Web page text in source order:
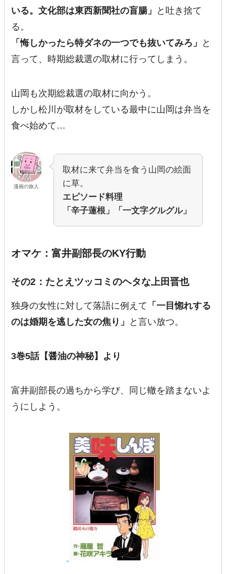
いる。文化部は東西新聞社の盲腸」
と吐き捨て
る。
「悔しかったら特ダネの一つでも抜いてみろ」
と
言って、時期総裁選の取材に行ってしまう。
山岡も次期総裁選の取材に向かう。
しかし松川が取材をしている最中に山岡は弁当を
食べ始めて…
漫画の旅人
取材に来て弁当を食う山岡の絵面
に草。
エピソード料理
「辛子蓮根」「一文字グルグル」
オマケ：富井副部長のKY行動
その2：たとえツッコミのヘタな上田晋也
独身の女性に対して落語に例えて 「一目惚れする
のは婚期を逃した女の焦り」
と言い放つ。
3巻5話【醤油の神秘】より
富井副部長の過ちから学び、同じ轍を踏まないよ
うにしよう。